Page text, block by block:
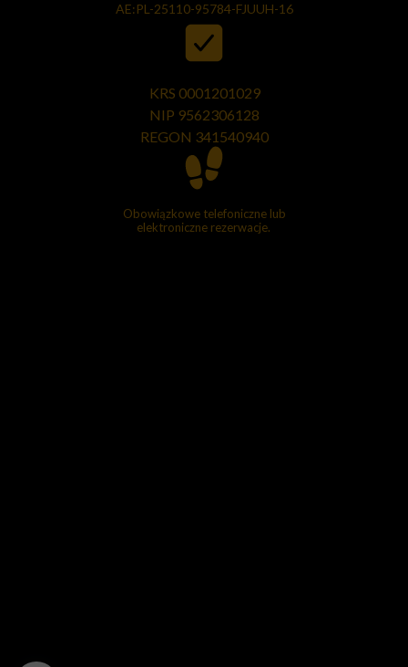
KRS 0001201029
NIP 9562306128
REGON 341540940
AE:PL-25110-95784-FJUUH-16
Obowiązkowe telefoniczne lub
elektroniczne rezerwacje.